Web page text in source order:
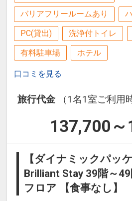
バリアフリールームあり
PC(貸出) 洗浄付トイレ
有料駐車場 ホテル
口コミを見る
旅行代金
（1名1室ご利用
137,700
【ダイナミックパッ
Brilliant Stay 39階～
フロア 【食事なし】